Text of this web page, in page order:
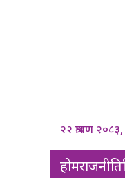
२२ श्रावण
होमराजनीति